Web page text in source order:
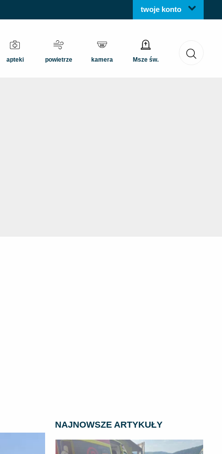
twoje konto
apteki powietrze kamera Msze św.
NAJNOWSZE ARTYKUŁY